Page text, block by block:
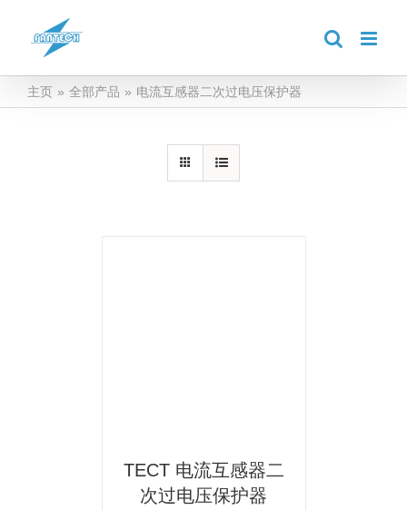
主页 » 全部产品 » 电流互感器二次过电压保护器
TECT 电流互感器二
次过电压保护器